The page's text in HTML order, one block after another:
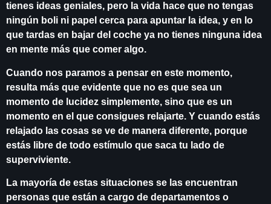
tienes ideas geniales, pero la vida hace que no tengas
ningún boli ni papel cerca para apuntar la idea, y en lo
que tardas en bajar del coche ya no tienes ninguna idea
en mente más que comer algo.
Cuando nos paramos a pensar en este momento,
resulta más que evidente que no es que sea un
momento de lucidez simplemente, sino que es un
momento en el que consigues relajarte. Y cuando estás
relajado las cosas se ve de manera diferente, porque
estás libre de todo estímulo que saca tu lado de
superviviente.
La mayoría de estas situaciones se las encuentran
personas que están a cargo de departamentos o